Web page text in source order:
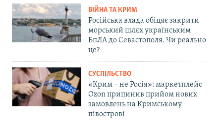
ВІЙНА ТА КРИМ
Російська влада обіцяє закрити
морський шлях українським
БпЛА до Севастополя. Чи реально
це?
СУСПІЛЬСТВО
«Крим – не Росія»: маркетплейс
Ozon припинив прийом нових
замовлень на Кримському
півострові